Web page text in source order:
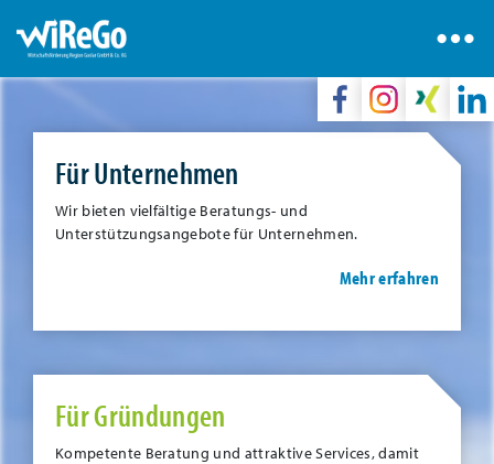
Für Unternehmen
Wir bieten vielfältige Beratungs- und
Unterstützungsangebote für Unternehmen.
Mehr erfahren
Für Gründungen
Kompetente Beratung und attraktive Services, damit